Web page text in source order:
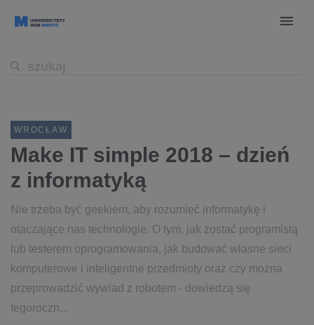
WROCŁAW
Make IT simple 2018 – dzień
z informatyką
Nie trzeba być geekiem, aby rozumieć informatykę i
otaczające nas technologie. O tym, jak zostać programistą
lub testerem oprogramowania, jak budować własne sieci
komputerowe i inteligentne przedmioty oraz czy można
przeprowadzić wywiad z robotem - dowiedzą się
tegoroczn...